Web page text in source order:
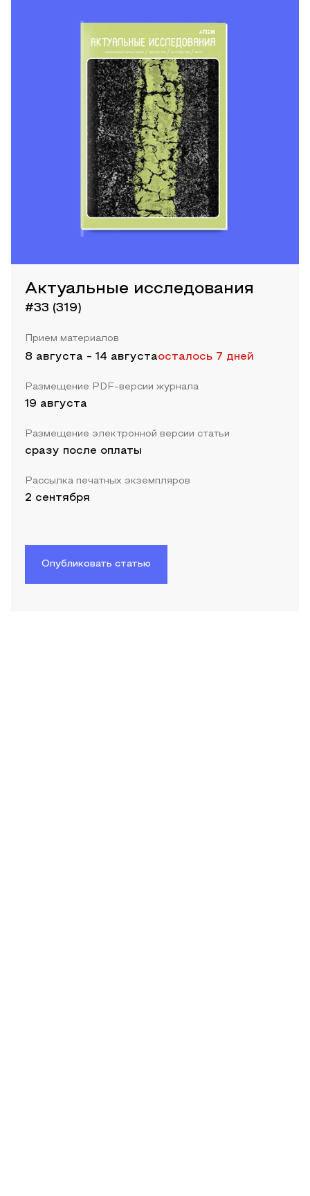
Актуальные исследования
#33 (319)
Прием материалов
8 августа - 14 августаосталось 7 дней
Размещение PDF-версии журнала
19 августа
Размещение электронной версии статьи
сразу после оплаты
Рассылка печатных экземпляров
2 сентября
Опубликовать статью